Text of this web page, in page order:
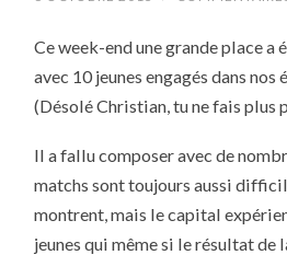
Ce week-end une grande place a
avec 10 jeunes engagés dans nos
(Désolé Christian, tu ne fais plus
Il a fallu composer avec de
matchs sont toujours aussi
montrent, mais le capital
jeunes qui même si le résultat de